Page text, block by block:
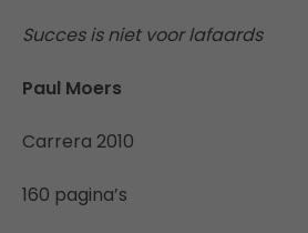
Succes is niet voor lafaards
Paul Moers
Carrera 2010
160 pagina’s